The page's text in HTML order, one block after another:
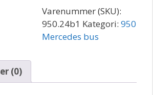
antal
Varenummer (SKU):
950.24b1 Kategori: 950
Mercedes bus
(0)